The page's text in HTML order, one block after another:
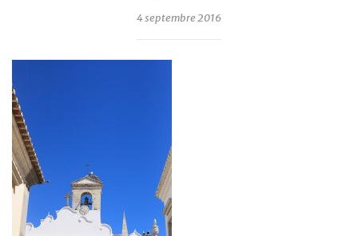
4 septembre 2016